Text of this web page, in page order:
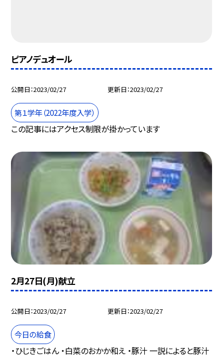
ピアノデュオール
公開日 2023/02/27 更新日 2023/02/27
第１学年（2022年度入学）
この記事にはアクセス制限が掛かっています
2月27日(月)献立
公開日 2023/02/27 更新日 2023/02/27
今日の給食
・ひじきごはん ・白菜のおかか和え ・豚汁 一説によると豚汁